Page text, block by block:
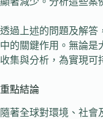
透過上述的問題及解答
中的關鍵作用。無論是
收集與分析，為實現可
重點結論
隨著全球對環境、社會